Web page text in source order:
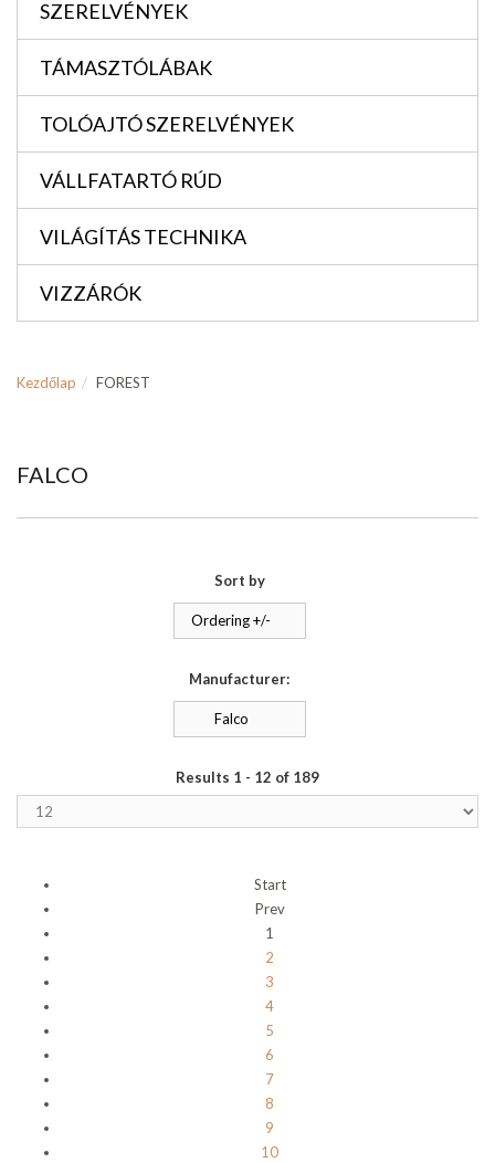
SZERELVÉNYEK
TÁMASZTÓLÁBAK
TOLÓAJTÓ SZERELVÉNYEK
VÁLLFATARTÓ RÚD
VILÁGÍTÁS TECHNIKA
VIZZÁRÓK
Kezdőlap FOREST
FALCO
Sort by
Ordering +/-
Manufacturer:
Falco
Results 1 - 12 of 189
Start
Prev
1
2
3
4
5
6
7
8
9
10